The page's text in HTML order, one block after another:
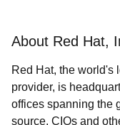
About Red Hat,
Red Hat, the world's
provider, is
offices spanning the
source, CIOs and